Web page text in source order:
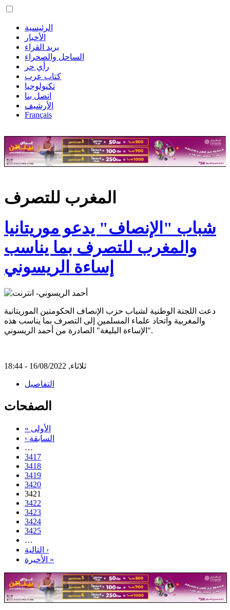
الرئيسية
الأخبار
بريد القراء
الساحل والصحراء
رأي حر
كتاب عرب
تكنولوجيا
اتصل بنا
الأرشيف
Français
المغرب للتصرف
شباب "الإنصاف" يدعو موريتانيا
والمغرب للتصرف بما يناسب
إساءة الريسوني
دعت اللجنة الوطنية لشباب حزب الإنصاف الحكومتين الموريتانية
والمغربية واتحاد علماء المسلمين إلى التصرف بما يناسب هذه
"الإساءة البليغة" الصادرة من أحمد الريسوني.
ثلاثاء, 16/08/2022 - 18:44
التفاصيل
الصفحات
« الأولى
‹ السابقة
…
3417
3418
3419
3420
3421
3422
3423
3424
3425
…
التالية ›
الأخيرة »